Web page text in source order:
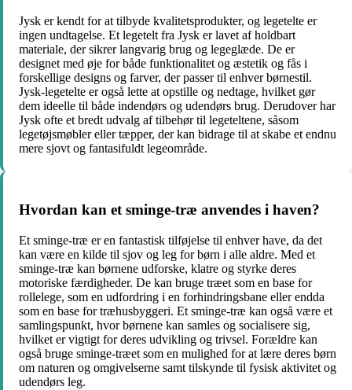
Jysk er kendt for at tilbyde kvalitetsprodukter, og legetelte er
ingen undtagelse. Et legetelt fra Jysk er lavet af holdbart
materiale, der sikrer langvarig brug og legeglæde. De er
designet med øje for både funktionalitet og æstetik og fås i
forskellige designs og farver, der passer til enhver børnestil.
Jysk-legetelte er også lette at opstille og nedtage, hvilket gør
dem ideelle til både indendørs og udendørs brug. Derudover har
Jysk ofte et bredt udvalg af tilbehør til legeteltene, såsom
legetøjsmøbler eller tæpper, der kan bidrage til at skabe et endnu
mere sjovt og fantasifuldt legeområde.
Hvordan kan et sminge-træ anvendes i haven?
Et sminge-træ er en fantastisk tilføjelse til enhver have, da det
kan være en kilde til sjov og leg for børn i alle aldre. Med et
sminge-træ kan børnene udforske, klatre og styrke deres
motoriske færdigheder. De kan bruge træet som en base for
rollelege, som en udfordring i en forhindringsbane eller endda
som en base for træhusbyggeri. Et sminge-træ kan også være et
samlingspunkt, hvor børnene kan samles og socialisere sig,
hvilket er vigtigt for deres udvikling og trivsel. Forældre kan
også bruge sminge-træet som en mulighed for at lære deres børn
om naturen og omgivelserne samt tilskynde til fysisk aktivitet og
udendørs leg.